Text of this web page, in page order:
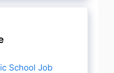
School Job